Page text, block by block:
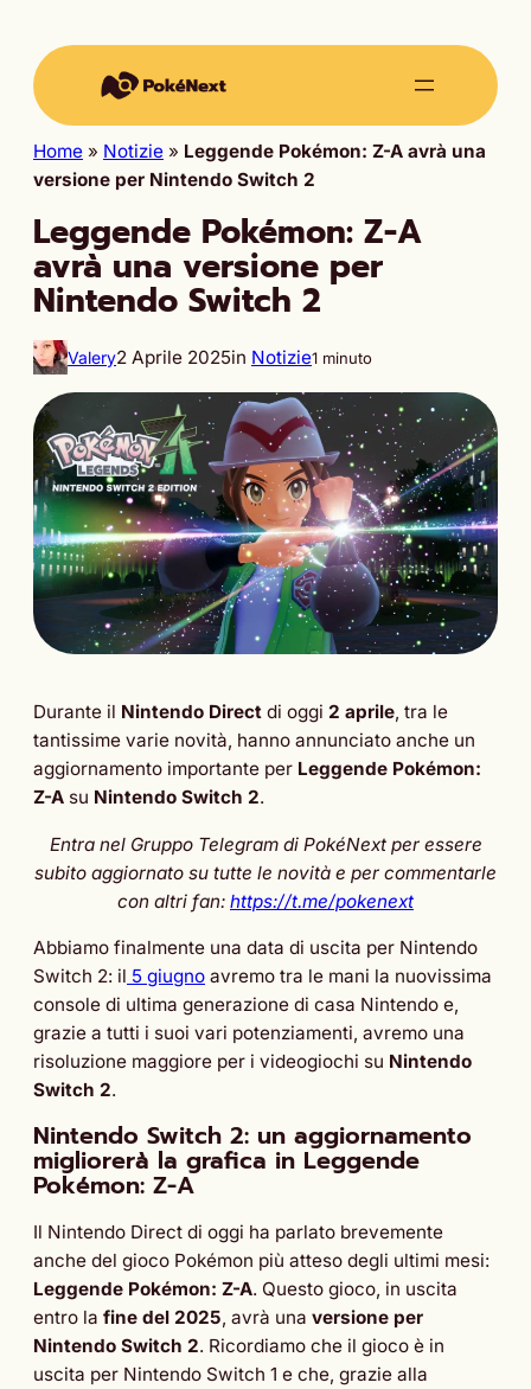
Home » Notizie » Leggende Pokémon: Z-A avrà una
versione per Nintendo Switch 2
Leggende Pokémon: Z-A
avrà una versione per
Nintendo Switch 2
Valery2 Aprile 2025in Notizie1 minuto
Durante il Nintendo Direct di oggi 2 aprile, tra le
tantissime varie novità, hanno annunciato anche un
aggiornamento importante per Leggende Pokémon:
Z-A su Nintendo Switch 2.
Entra nel Gruppo Telegram di PokéNext per essere
subito aggiornato su tutte le novità e per commentarle
con altri fan: https://t.me/pokenext
Abbiamo finalmente una data di uscita per Nintendo
Switch 2: il 5 giugno avremo tra le mani la nuovissima
console di ultima generazione di casa Nintendo e,
grazie a tutti i suoi vari potenziamenti, avremo una
risoluzione maggiore per i videogiochi su Nintendo
Switch 2.
Nintendo Switch 2: un aggiornamento
migliorerà la grafica in Leggende
Pokémon: Z-A
Il Nintendo Direct di oggi ha parlato brevemente
anche del gioco Pokémon più atteso degli ultimi mesi:
Leggende Pokémon: Z-A. Questo gioco, in uscita
entro la fine del 2025, avrà una versione per
Nintendo Switch 2. Ricordiamo che il gioco è in
uscita per Nintendo Switch 1 e che, grazie alla